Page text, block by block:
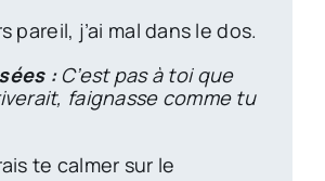
pareil, j’ai mal dans le dos.
: C’est pas à toi que
faignasse comme tu
te calmer sur le